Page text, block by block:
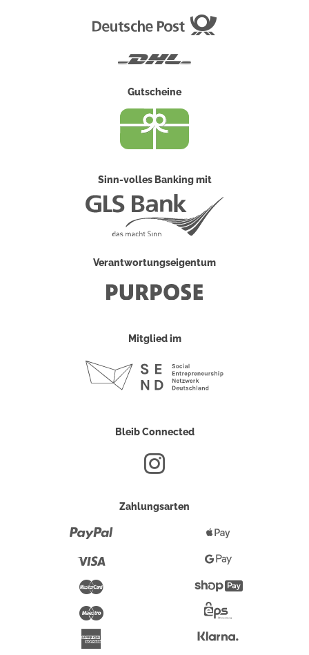
Gutscheine
Sinn-volles Banking mit
Verantwortungseigentum
Mitglied im
Bleib Connected
Zahlungsarten
Maestro
Pay
Google
Pay
Überweisung